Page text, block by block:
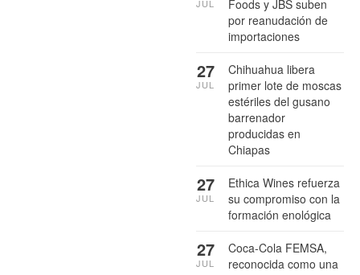
Foods y JBS suben
por reanudación de
importaciones
JUL
Chihuahua libera
primer lote de moscas
estériles del gusano
barrenador
producidas en
Chiapas
27
JUL
Ethica Wines refuerza
su compromiso con la
formación enológica
27
JUL
Coca-Cola FEMSA,
reconocida como una
27
JUL